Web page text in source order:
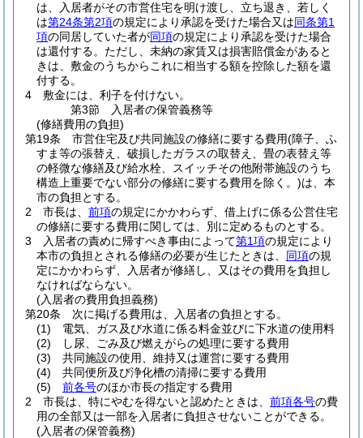
は、入居者がその市営住宅を明け渡し、立ち退き、若しく
は第24条第2項の規定により承認を受けた場合又は同条第1
項の同居していた者が同項の規定により承認を受けた場合
は還付する。 ただし、未納の家賃又は損害賠償金があると
きは、敷金のうちからこれに相当する額を控除した額を還
付する。
4
敷金には、利子を付けない。
第3節
入居者の保管義務等
(修繕費用の負担)
第19条
市営住宅及び共同施設の修繕に要する費用(障子、ふ
すま等の張替え、破損したガラスの取替え、畳の表替え等
の軽微な修繕及び給水栓、スイッチその他附帯施設のうち
構造上重要でない部分の修繕に要する費用を除く。)は、本
市の負担とする。
2
市長は、 前項の規定にかかわらず、借上げに係る公営住宅
の修繕に要する費用に関しては、別に定めるものとする。
3
入居者の責めに帰すべき事由によって第1項の規定により
本市の負担とされる修繕の必要が生じたときは、 同項の規
定にかかわらず、入居者が修繕し、又はその費用を負担し
なければならない。
(入居者の費用負担義務)
第20条
次に掲げる費用は、入居者の負担とする。
(1)
電気、ガス及び水道に係る料金並びに下水道の使用料
(2)
し尿、ごみ及び燃えがらの処理に要する費用
(3)
共同施設の使用、維持又は運営に要する費用
(4)
共同便所及び浄化槽の清掃に要する費用
(5)
前各号のほか市長の指定する費用
2
市長は、特にやむを得ないと認めたときは、 前項各号の費
用の全部又は一部を入居者に負担させないことができる。
(入居者の保管義務)